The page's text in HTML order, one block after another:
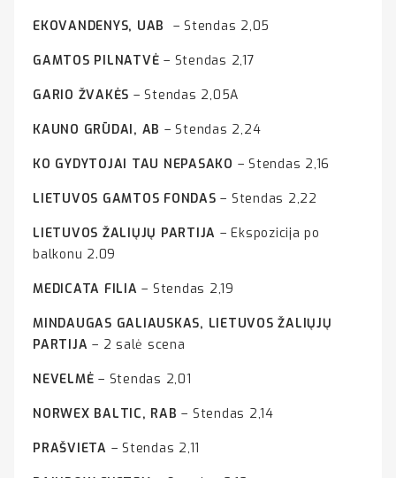
EKOVANDENYS, UAB – Stendas 2,05
GAMTOS PILNATVĖ – Stendas 2,17
GARIO ŽVAKĖS – Stendas 2,05A
KAUNO GRŪDAI, AB – Stendas 2,24
KO GYDYTOJAI TAU NEPASAKO – Stendas 2,16
LIETUVOS GAMTOS FONDAS – Stendas 2,22
LIETUVOS ŽALIŲJŲ PARTIJA – Ekspozicija po
balkonu 2.09
MEDICATA FILIA – Stendas 2,19
MINDAUGAS GALIAUSKAS, LIETUVOS ŽALIŲJŲ
PARTIJA – 2 salė scena
NEVELMĖ – Stendas 2,01
NORWEX BALTIC, RAB – Stendas 2,14
PRAŠVIETA – Stendas 2,11